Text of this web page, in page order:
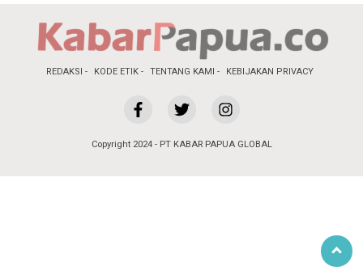
REDAKSI KODE ETIK TENTANG KAMI KEBIJAKAN PRIVACY
Copyright 2024 - PT KABAR PAPUA GLOBAL